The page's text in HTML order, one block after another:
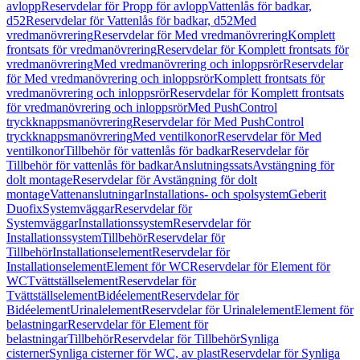
avloppReservdelar för Propp för avloppVattenlås för badkar,
d52Reservdelar för Vattenlås för badkar, d52Med
vredmanövreringReservdelar för Med vredmanövreringKomplett
frontsats för vredmanövreringReservdelar för Komplett frontsats för
vredmanövreringMed vredmanövrering och inloppsrörReservdelar
för Med vredmanövrering och inloppsrörKomplett frontsats för
vredmanövrering och inloppsrörReservdelar för Komplett frontsats
för vredmanövrering och inloppsrörMed PushControl
tryckknappsmanövreringReservdelar för Med PushControl
tryckknappsmanövreringMed ventilkonorReservdelar för Med
ventilkonorTillbehör för vattenlås för badkarReservdelar för
Tillbehör för vattenlås för badkarAnslutningssatsAvstängning för
dolt montageReservdelar för Avstängning för dolt
montageVattenanslutningarInstallations- och spolsystemGeberit
DuofixSystemväggarReservdelar för
SystemväggarInstallationssystemReservdelar för
InstallationssystemTillbehörReservdelar för
TillbehörInstallationselementReservdelar för
InstallationselementElement för WCReservdelar för Element för
WCTvättställselementReservdelar för
TvättställselementBidéelementReservdelar för
BidéelementUrinalelementReservdelar för UrinalelementElement för
belastningarReservdelar för Element för
belastningarTillbehörReservdelar för TillbehörSynliga
cisternerSynliga cisterner för WC, av plastReservdelar för Synliga